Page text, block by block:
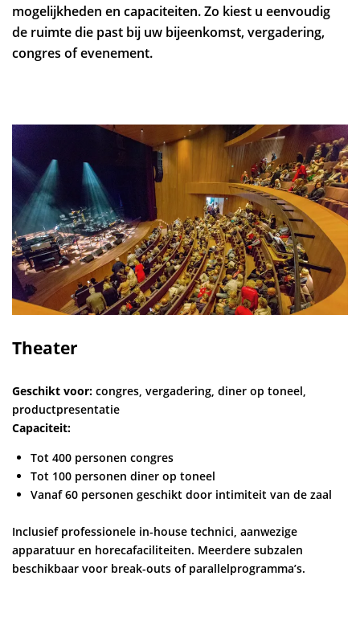
mogelijkheden en capaciteiten. Zo kiest u eenvoudig
de ruimte die past bij uw bijeenkomst, vergadering,
congres of evenement.
Theater
Geschikt voor: congres, vergadering, diner op toneel,
productpresentatie
Capaciteit:
Tot 400 personen congres
Tot 100 personen diner op toneel
Vanaf 60 personen geschikt door intimiteit van de zaal
Inclusief professionele in-house technici, aanwezige
apparatuur en horecafaciliteiten. Meerdere subzalen
beschikbaar voor break-outs of parallelprogramma’s.